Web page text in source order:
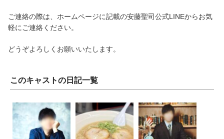
ご連絡の際は、ホームページに記載の安藤聖司公式LINEからお気
軽にご連絡ください。
どうぞよろしくお願いいたします。
このキャストの日記一覧